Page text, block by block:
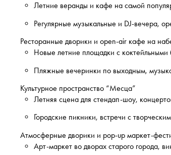
Летние веранды и кафе на самой
Регулярные музыкальные и DJ-вечера,
Ресторанные дворики и open-air кафе на
Новые летние площадки с
Пляжные вечеринки по выходным,
Культурное пространство “Месца”
Летняя сцена для стендап-шоу,
Городские пикники, встречи с
Атмосферные дворики и pop-up маркет-
Арт-маркет во дворах старого города,